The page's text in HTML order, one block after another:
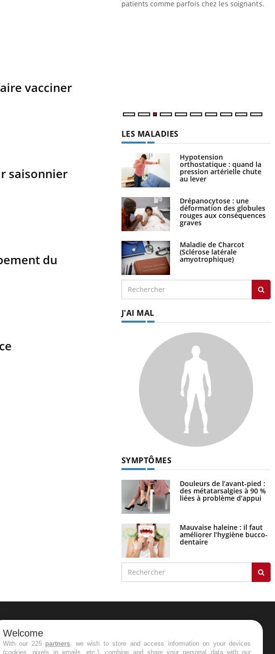
vacciner
saisonnier
du
patients comme parfois chez les soignants.
LES MALADIES
Hypotension
orthostatique : quand la
pression artérielle chute
au lever
Drépanocytose : une
déformation des globules
rouges aux conséquences
graves
Maladie de Charcot
(Sclérose latérale
amyotrophique)
J'AI MAL
SYMPTÔMES
Douleurs de l’avant-pied :
des métatarsalgies à 90 %
liées à problème d’appui
Mauvaise haleine : il faut
améliorer l’hygiène bucco-
dentaire
NEWSLETTER
Welcome
With our 225 partners, we wish to store and access information on your devices
(cookies, pixels in emails, etc.), combine and share your personal data with our